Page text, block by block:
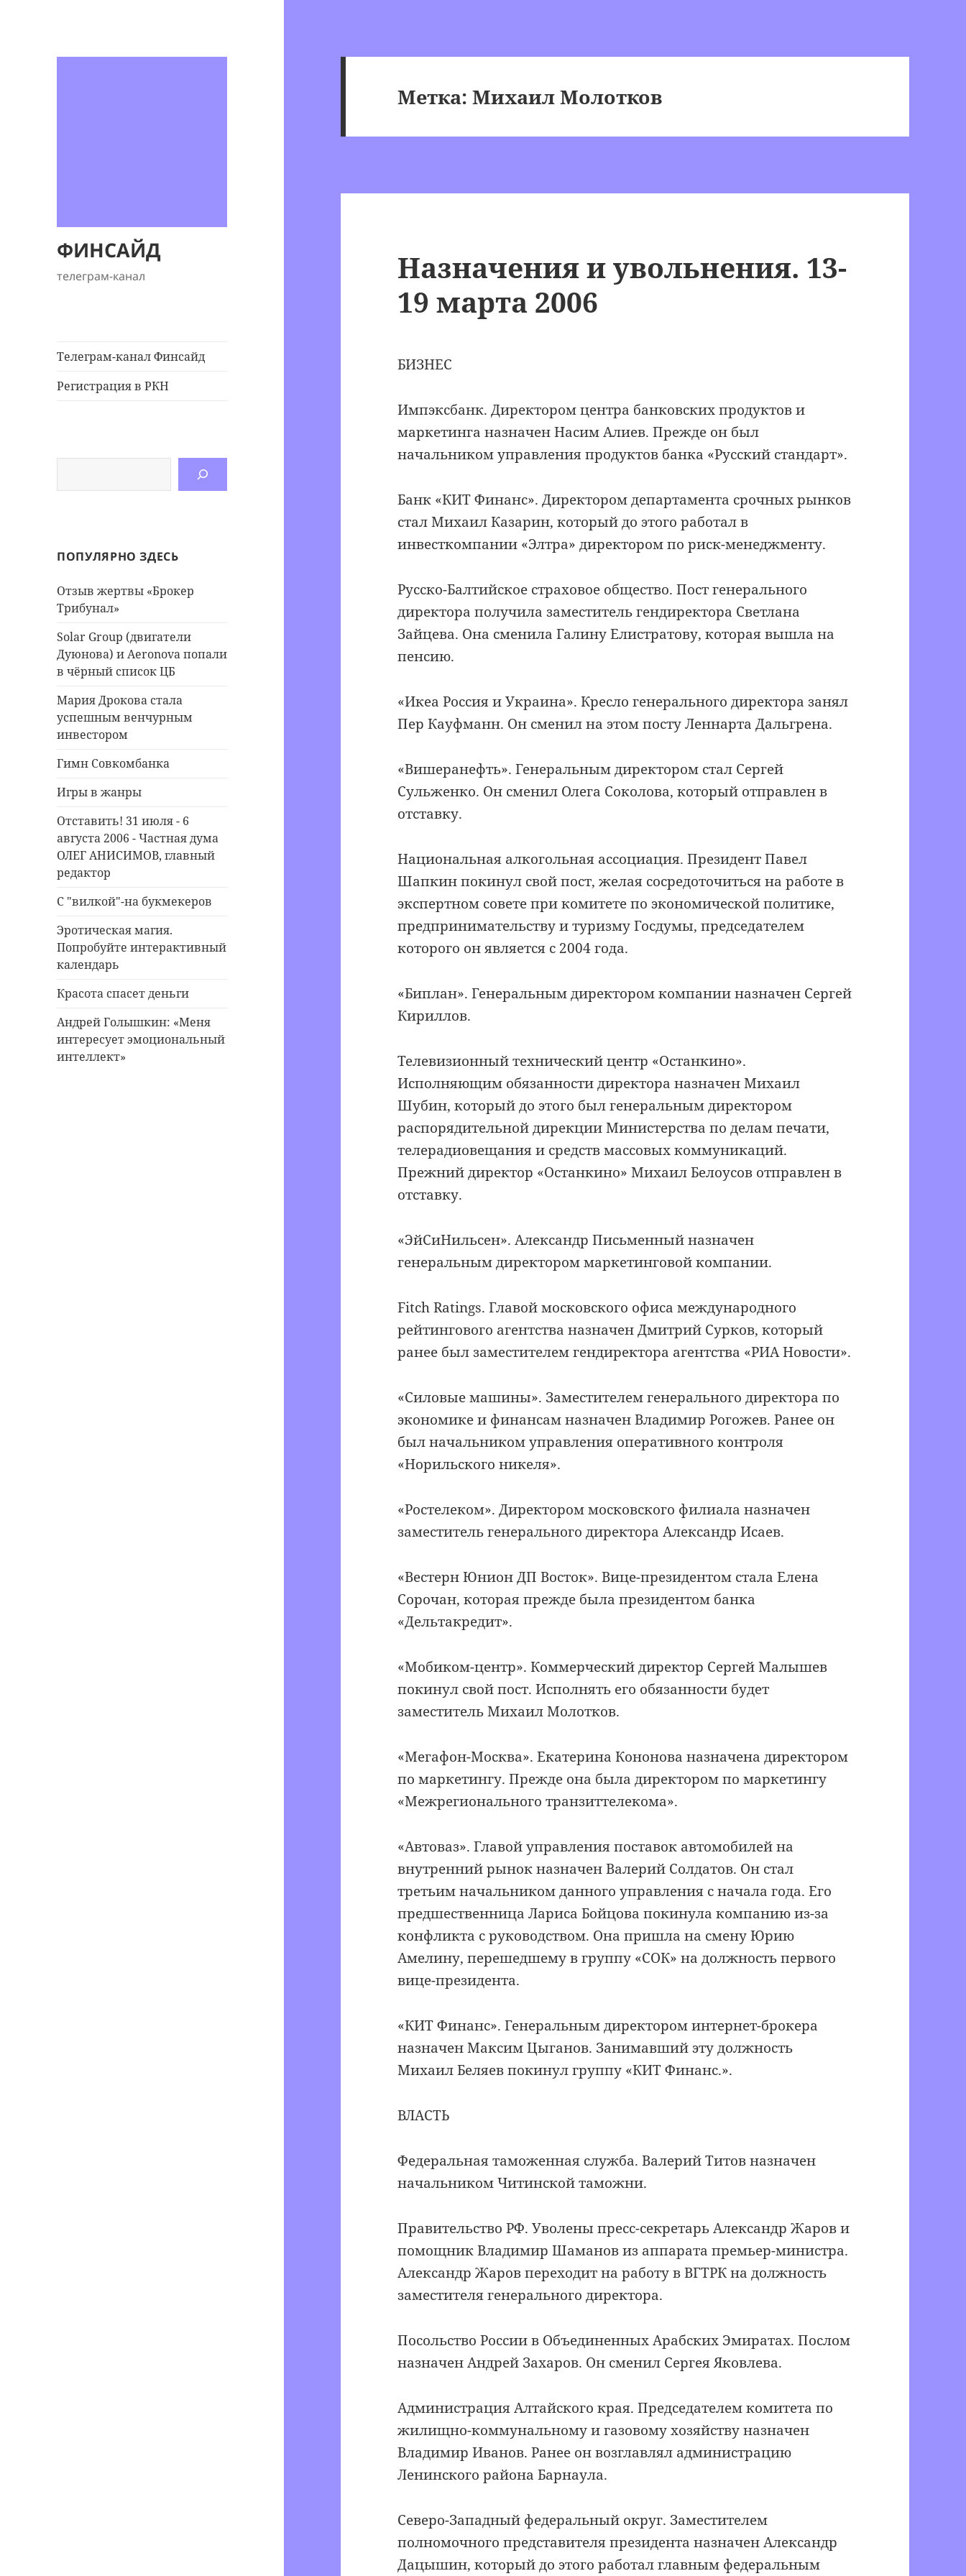
ФИНСАЙД
телеграм-канал
Телеграм-канал Финсайд
Регистрация в РКН
ПОПУЛЯРНО ЗДЕСЬ
Отзыв жертвы «Брокер
Трибунал»
Solar Group (двигатели
Дуюнова) и Aeronova попали
в чёрный список ЦБ
Мария Дрокова стала
успешным венчурным
инвестором
Гимн Совкомбанка
Игры в жанры
Отставить! 31 июля - 6
августа 2006 - Частная дума
ОЛЕГ АНИСИМОВ, главный
редактор
С "вилкой"-на букмекеров
Эротическая магия.
Попробуйте интерактивный
календарь
Красота спасет деньги
Андрей Голышкин: «Меня
интересует эмоциональный
интеллект»
Метка:Михаил Молотков
Назначения и увольнения. 13-
19 марта 2006
БИЗНЕС
Импэксбанк. Директором центра банковских продуктов и
маркетинга назначен Насим Алиев. Прежде он был
начальником управления продуктов банка «Русский стандарт».
Банк «КИТ Финанс». Директором департамента срочных рынков
стал Михаил Казарин, который до этого работал в
инвесткомпании «Элтра» директором по риск-менеджменту.
Русско-Балтийское страховое общество. Пост генерального
директора получила заместитель гендиректора Светлана
Зайцева. Она сменила Галину Елистратову, которая вышла на
пенсию.
«Икеа Россия и Украина». Кресло генерального директора занял
Пер Кауфманн. Он сменил на этом посту Леннарта Дальгрена.
«Вишеранефть». Генеральным директором стал Сергей
Сульженко. Он сменил Олега Соколова, который отправлен в
отставку.
Национальная алкогольная ассоциация. Президент Павел
Шапкин покинул свой пост, желая сосредоточиться на работе в
экспертном совете при комитете по экономической политике,
предпринимательству и туризму Госдумы, председателем
которого он является с 2004 года.
«Биплан». Генеральным директором компании назначен Сергей
Кириллов.
Телевизионный технический центр «Останкино».
Исполняющим обязанности директора назначен Михаил
Шубин, который до этого был генеральным директором
распорядительной дирекции Министерства по делам печати,
телерадиовещания и средств массовых коммуникаций.
Прежний директор «Останкино» Михаил Белоусов отправлен в
отставку.
«ЭйСиНильсен». Александр Письменный назначен
генеральным директором маркетинговой компании.
Fitch Ratings. Главой московского офиса международного
рейтингового агентства назначен Дмитрий Сурков, который
ранее был заместителем гендиректора агентства «РИА Новости».
«Силовые машины». Заместителем генерального директора по
экономике и финансам назначен Владимир Рогожев. Ранее он
был начальником управления оперативного контроля
«Норильского никеля».
«Ростелеком». Директором московского филиала назначен
заместитель генерального директора Александр Исаев.
«Вестерн Юнион ДП Восток». Вице-президентом стала Елена
Сорочан, которая прежде была президентом банка
«Дельтакредит».
«Мобиком-центр». Коммерческий директор Сергей Малышев
покинул свой пост. Исполнять его обязанности будет
заместитель Михаил Молотков.
«Мегафон-Москва». Екатерина Кононова назначена директором
по маркетингу. Прежде она была директором по маркетингу
«Межрегионального транзиттелекома».
«Автоваз». Главой управления поставок автомобилей на
внутренний рынок назначен Валерий Солдатов. Он стал
третьим начальником данного управления с начала года. Его
предшественница Лариса Бойцова покинула компанию из-за
конфликта с руководством. Она пришла на смену Юрию
Амелину, перешедшему в группу «СОК» на должность первого
вице-президента.
«КИТ Финанс». Генеральным директором интернет-брокера
назначен Максим Цыганов. Занимавший эту должность
Михаил Беляев покинул группу «КИТ Финанс.».
ВЛАСТЬ
Федеральная таможенная служба. Валерий Титов назначен
начальником Читинской таможни.
Правительство РФ. Уволены пресс-секретарь Александр Жаров и
помощник Владимир Шаманов из аппарата премьер-министра.
Александр Жаров переходит на работу в ВГТРК на должность
заместителя генерального директора.
Посольство России в Объединенных Арабских Эмиратах. Послом
назначен Андрей Захаров. Он сменил Сергея Яковлева.
Администрация Алтайского края. Председателем комитета по
жилищно-коммунальному и газовому хозяйству назначен
Владимир Иванов. Ранее он возглавлял администрацию
Ленинского района Барнаула.
Северо-Западный федеральный округ. Заместителем
полномочного представителя президента назначен Александр
Дацышин, который до этого работал главным федеральным